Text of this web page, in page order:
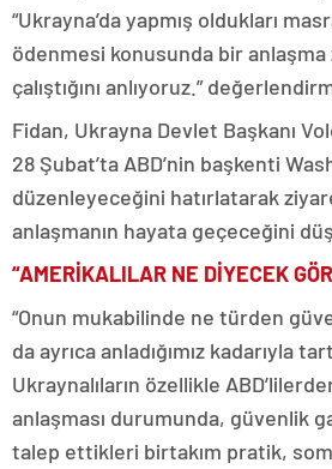
“Ukrayna’da yapmış oldukları
ödenmesi konusunda bir
çalıştığını anlıyoruz.”
Fidan, Ukrayna Devlet Başkanı
28 Şubat’ta ABD’nin başkenti
düzenleyeceğini hatırlatarak
anlaşmanın hayata geçeceğini
“AMERİKALILAR NE DİYECEK
“Onun mukabilinde ne türden
da ayrıca anladığımız kadarıyla
Ukraynalıların özellikle
anlaşması durumunda, güvenlik
talep ettikleri birtakım pratik,